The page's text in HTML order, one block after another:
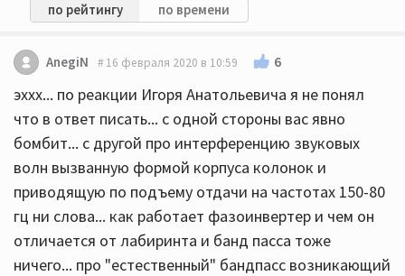
по рейтингу по времени
AnegiN 16 февраля 2020 в 10:59 6
эххх... по реакции Игоря Анатольевича я не понял
что в ответ писать... с одной стороны вас явно
бомбит... с другой про интерференцию звуковых
волн вызванную формой корпуса колонок и
приводящую по подъему отдачи на частотах 150-80
гц ни слова... как работает фазоинвертер и чем он
отличается от лабиринта и банд пасса тоже
ничего... про "естественный" бандпасс возникающий